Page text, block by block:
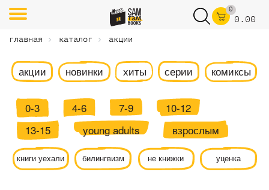
0
0.00
главная каталог акции
акции новинки хиты серии комиксы
0-3 4-6 7-9
10-12
13-15
young adults взрослым
книги уехали билингвизм не книжки уценка